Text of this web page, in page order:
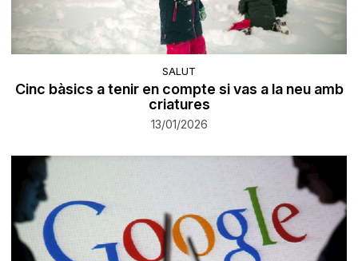
SALUT
Cinc bàsics a tenir en compte si vas a la neu amb
criatures
13/01/2026